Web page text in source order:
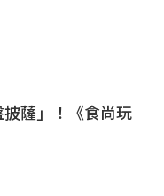
薩」！《食尚玩